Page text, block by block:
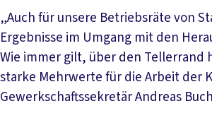
„Auch für unsere Betriebsräte von
Ergebnisse im Umgang mit den
Wie immer gilt, über den
starke Mehrwerte für die Arbeit der
Gewerkschaftssekretär Andreas